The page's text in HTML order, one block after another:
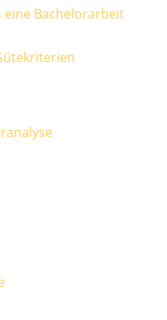
eine Bachelorarbeit